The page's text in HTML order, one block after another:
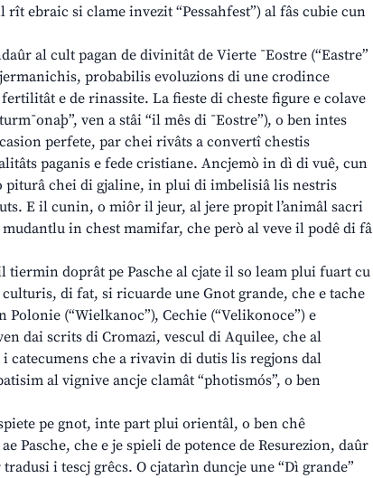
ebraic si clame invezit “Pessahfest”) al fâs cubie cun
al cult pagan de divinitât de Vierte ¯Eostre (“Eastre”
probabilis evoluzions di une crodince
e de rinassite. La fieste di cheste figure e colave
ven a stâi “il mês di ¯Eostre”), o ben intes
perfete, par chei rivâts a convertî chestis
paganis e fede cristiane. Ancjemò in dì di vuê, cun
piturâ chei di gjaline, in plui di imbelisiâ lis nestris
E il cunin, o miôr il jeur, al jere propit l’animâl sacri
in chest mamifar, che però al veve il podê di fâ
tiermin doprât pe Pasche al cjate il so leam plui fuart cu
di fat, si ricuarde une Gnot grande, che e tache
(“Wielkanoc”), Cechie (“Velikonoce”) e
dai scrits di Cromazi, vescul di Aquilee, che al
catecumens che a rivavin di dutis lis regjons dal
al vignive ancje clamât “photismós”, o ben
pe gnot, inte part plui orientâl, o ben chê
Pasche, che e je spieli de potence de Resurezion, daûr
i tescj grêcs. O cjatarìn duncje une “Dì grande”